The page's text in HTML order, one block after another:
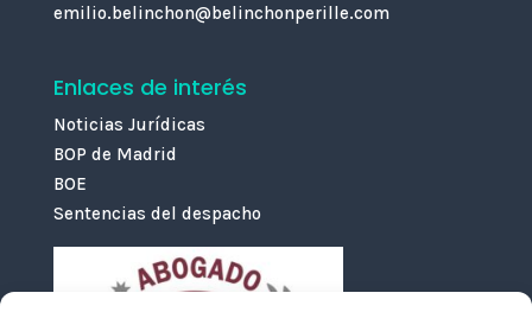
emilio.belinchon@belinchonperille.com
Enlaces de interés
Noticias Jurídicas
BOP de Madrid
BOE
Sentencias del despacho